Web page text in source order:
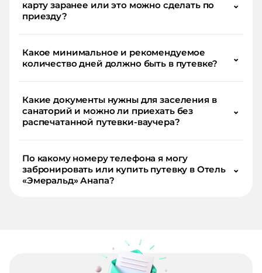
карту заранее или это можно сделать по
приезду?
⌄
Какое минимальное и рекомендуемое
количество дней должно быть в путевке?
⌄
Какие документы нужны для заселения в
санаторий и можно ли приехать без
распечатанной путевки-ваучера?
⌄
По какому номеру телефона я могу
забронировать или купить путевку в Отель
«Эмеральд» Анапа?
⌄